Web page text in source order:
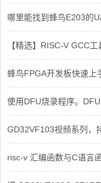
哪里能找到蜂鸟E203的
【精选】RISC-V GCC
蜂鸟FPGA开发板快速上
使用DFU烧录程序。
GD32VF103视频系列，
risc-v 汇编函数与C语言